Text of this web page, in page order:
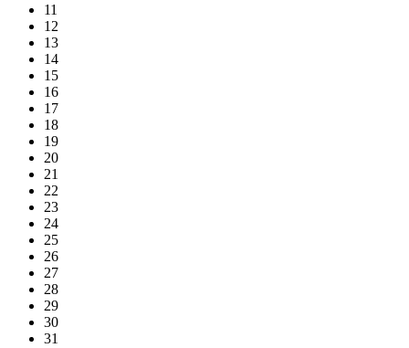
11
12
13
14
15
16
17
18
19
20
21
22
23
24
25
26
27
28
29
30
31